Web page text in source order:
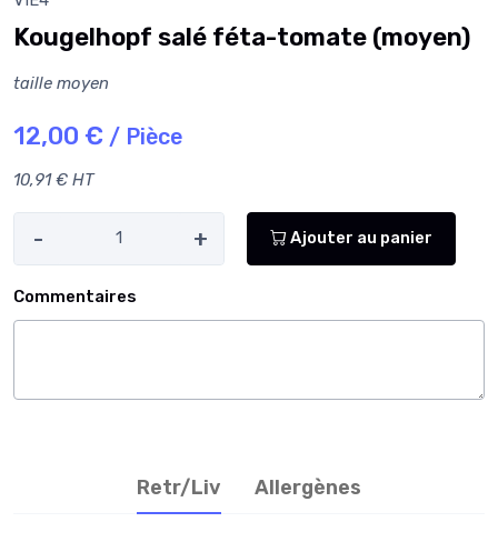
Kougelhopf salé féta-tomate (moyen)
taille moyen
12,00 € / Pièce
10,91 € HT
- + Ajouter au panier
Commentaires
Retr/Liv Allergènes